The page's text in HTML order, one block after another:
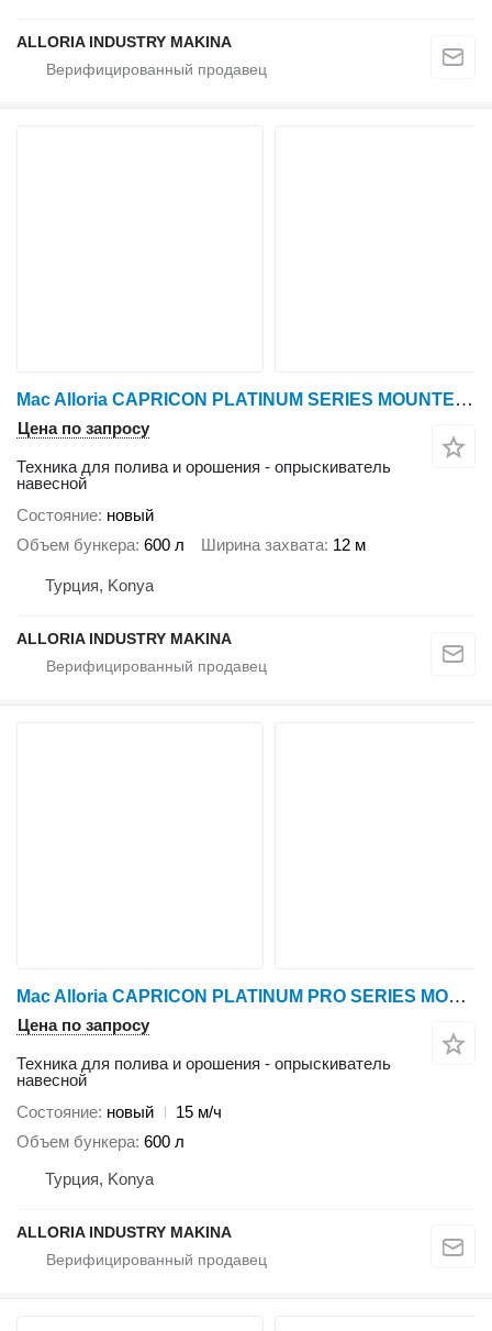
ALLORIA INDUSTRY MAKINA
Mac Alloria CAPRICON PLATINUM SERIES MOUNTED TYPED LIFTED MODELS
Цена по запросу
Техника для полива и орошения - опрыскиватель
навесной
Состояние новый
Объем бункера 600 л Ширина захвата 12 м
Турция, Konya
ALLORIA INDUSTRY MAKINA
Mac Alloria CAPRICON PLATINUM PRO SERIES MOUNTED TYPED LIFTED MODELS
Цена по запросу
Техника для полива и орошения - опрыскиватель
навесной
Состояние новый
15 м/ч
Объем бункера 600 л
Турция, Konya
ALLORIA INDUSTRY MAKINA